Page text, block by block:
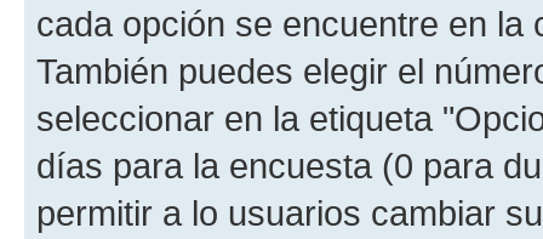
cada opción se encuentre en
También puedes elegir el
seleccionar en la etiqueta
días para la encuesta (0 para
permitir a lo usuarios cambiar